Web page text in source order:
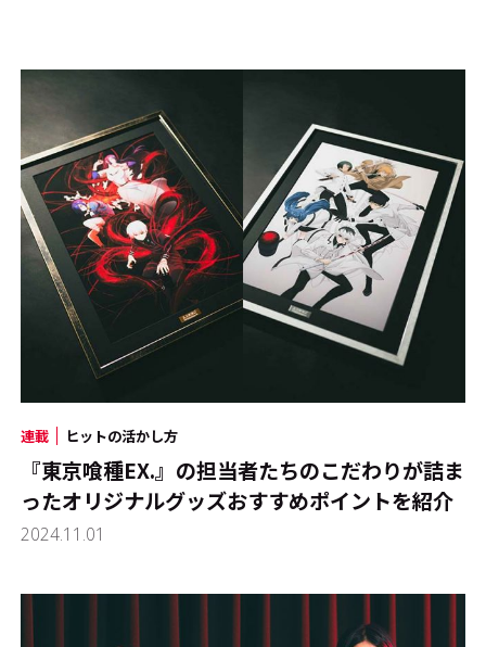
運営会社 プライバシーポリシー
本サイトご利用にあたって Cookie Settings
お問い合わせ
連載 ヒットの活かし方
『東京喰種EX.』の担当者たちのこだわりが詰ま
ったオリジナルグッズ――おすすめポイントを紹介
2024.11.01